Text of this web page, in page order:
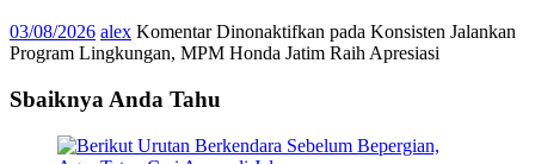
03/08/2026 alex Komentar Dinonaktifkan pada Konsisten Jalankan
Program Lingkungan, MPM Honda Jatim Raih Apresiasi
Sbaiknya Anda Tahu